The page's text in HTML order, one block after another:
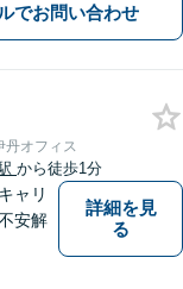
でお問い合わせ
丹オフィス
から徒歩1分
ャリ
安解
詳細を見
る